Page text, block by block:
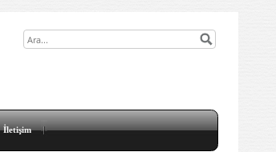
İletişim